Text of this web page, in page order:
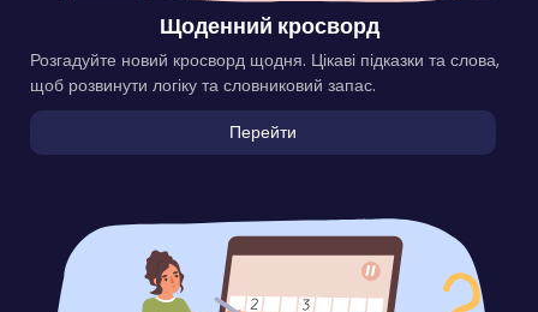
Щоденний кросворд
Розгадуйте новий кросворд щодня. Цікаві підказки та слова,
щоб розвинути логіку та словниковий запас.
Перейти